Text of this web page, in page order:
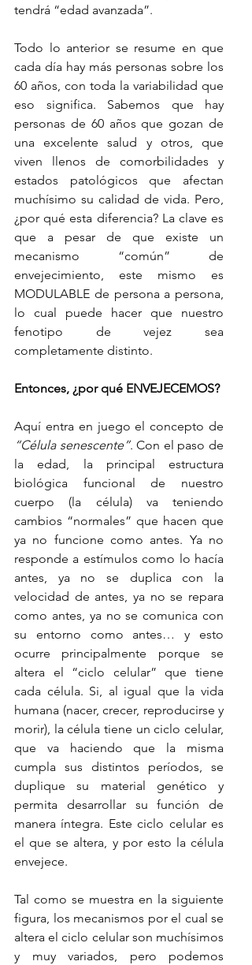
tendrá “edad avanzada”.
Todo lo anterior se resume en que
cada día hay más personas sobre los
60 años, con toda la variabilidad que
eso significa. Sabemos que hay
personas de 60 años que gozan de
una excelente salud y otros, que
viven llenos de comorbilidades y
estados patológicos que afectan
muchísimo su calidad de vida. Pero,
¿por qué esta diferencia? La clave es
que a pesar de que existe un
mecanismo “común” de
envejecimiento, este mismo es
MODULABLE de persona a persona,
lo cual puede hacer que nuestro
fenotipo de vejez sea
completamente distinto.
Entonces, ¿por qué ENVEJECEMOS?
“Célula senescente”. Con el paso de
la edad, la principal estructura
biológica funcional de nuestro
cuerpo (la célula) va teniendo
cambios “normales” que hacen que
ya no funcione como antes. Ya no
responde a estímulos como lo hacía
antes, ya no se duplica con la
velocidad de antes, ya no se repara
como antes, ya no se comunica con
su entorno como antes… y esto
ocurre principalmente porque se
altera el “ciclo celular” que tiene
cada célula. Si, al igual que la vida
humana (nacer, crecer, reproducirse y
morir), la célula tiene un ciclo celular,
que va haciendo que la misma
cumpla sus distintos períodos, se
duplique su material genético y
permita desarrollar su función de
manera íntegra. Este ciclo celular es
el que se altera, y por esto la célula
envejece.
Tal como se muestra en la siguiente
figura, los mecanismos por el cual se
altera el ciclo celular son muchísimos
y muy variados, pero podemos